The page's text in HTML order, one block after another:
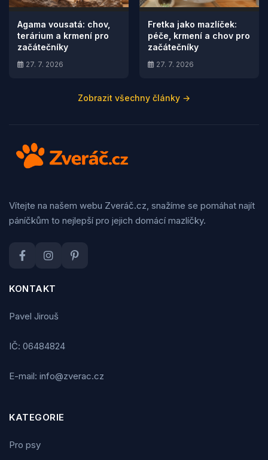
Agama vousatá: chov,
terárium a krmení pro
začátečníky
27. 7. 2026
Fretka jako mazlíček:
péče, krmení a chov pro
začátečníky
27. 7. 2026
Zobrazit všechny články →
Vítejte na našem webu Zveráč.cz, snažíme se pomáhat najít
páníčkům to nejlepší pro jejich domácí mazlíčky.
KONTAKT
Pavel Jirouš
IČ: 06484824
E-mail: info@zverac.cz
KATEGORIE
Pro psy